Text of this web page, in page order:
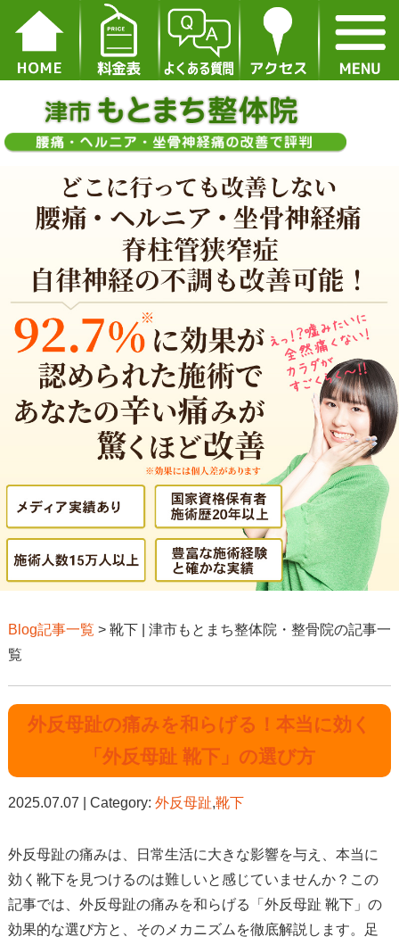
Blog記事一覧 > 靴下 | 津市もとまち整体院・整骨院の記事一
覧
外反母趾の痛みを和らげる！本当に効く
「外反母趾 靴下」の選び方
2025.07.07 | Category: 外反母趾,靴下
外反母趾の痛みは、日常生活に大きな影響を与え、本当に
効く靴下を見つけるのは難しいと感じていませんか？この
記事では、外反母趾の痛みを和らげる「外反母趾 靴下」の
効果的な選び方と、そのメカニズムを徹底解説します。足